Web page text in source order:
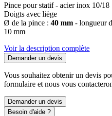
Pince pour statif - acier inox 10/18
Doigts avec liège
Ø de la pince : 40 mm - longueur
10 mm
Voir la description complète
Demander un devis
Vous souhaitez obtenir un devis
formulaire et nous vous
Demander un devis
Besoin d'aide ?